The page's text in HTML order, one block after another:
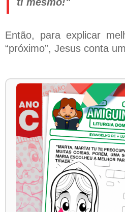
Então, para explicar
“próximo”, Jesus conta